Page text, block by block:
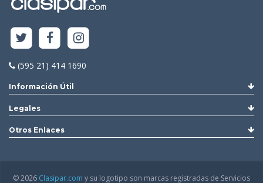
(595 21) 414 1690
Información Útil
Legales
Otros Enlaces
© 2026 Clasipar.com y su logotipo son marcas registradas de Servicios